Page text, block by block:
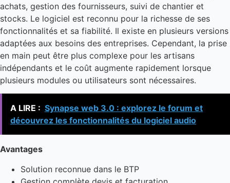
achats, gestion des fournisseurs, suivi de chantier et
stocks. Le logiciel est reconnu pour la richesse de ses
fonctionnalités et sa fiabilité. Il existe en plusieurs versions
adaptées aux besoins des entreprises. Cependant, la prise
en main peut être plus complexe pour les artisans
indépendants et le coût augmente rapidement lorsque
plusieurs modules ou utilisateurs sont nécessaires.
A LIRE : Synapse web 3.0 : explorez le forum et
découvrez les fonctionnalités du logiciel audio
Avantages
Solution reconnue dans le BTP